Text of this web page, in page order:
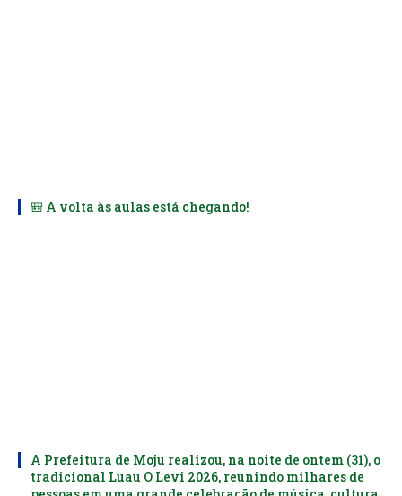
🎒 A volta às aulas está chegando!
A Prefeitura de Moju realizou, na noite de ontem (31), o
tradicional Luau O Levi 2026, reunindo milhares de